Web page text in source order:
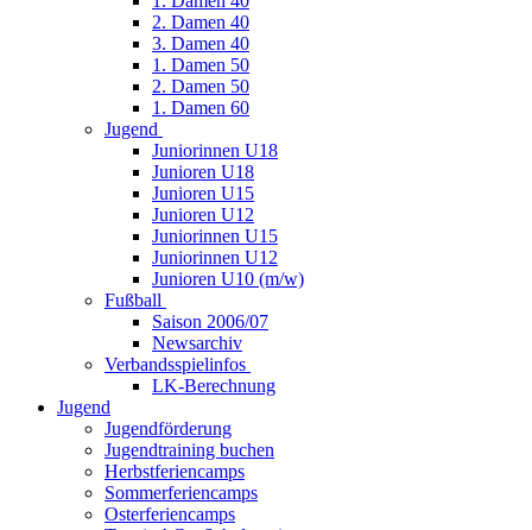
2. Damen 40
3. Damen 40
1. Damen 50
2. Damen 50
1. Damen 60
Jugend
Juniorinnen U18
Junioren U18
Junioren U15
Junioren U12
Juniorinnen U15
Juniorinnen U12
Junioren U10 (m/w)
Fußball
Saison 2006/07
Newsarchiv
Verbandsspielinfos
LK-Berechnung
Jugend
Jugendförderung
Jugendtraining buchen
Herbstferiencamps
Sommerferiencamps
Osterferiencamps